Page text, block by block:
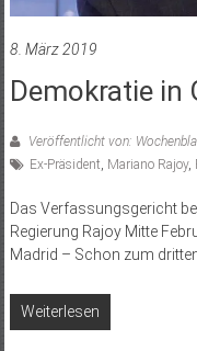
8. März 2019
Demokratie in
Veröffentlicht von:
Ex-Präsident, Mariano Rajoy,
Das Verfassungsgericht
Regierung Rajoy Mitte
Madrid – Schon zum
Weiterlesen